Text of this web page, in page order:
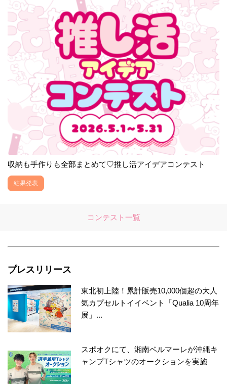
収納も手作りも全部まとめて♡推し活アイデアコンテスト
結果発表
コンテスト一覧
プレスリリース
東北初上陸！累計販売10,000個超の大人
気カプセルトイイベント「Qualia 10周年
展」...
スポオクにて、湘南ベルマーレが沖縄キ
ャンプTシャツのオークションを実施